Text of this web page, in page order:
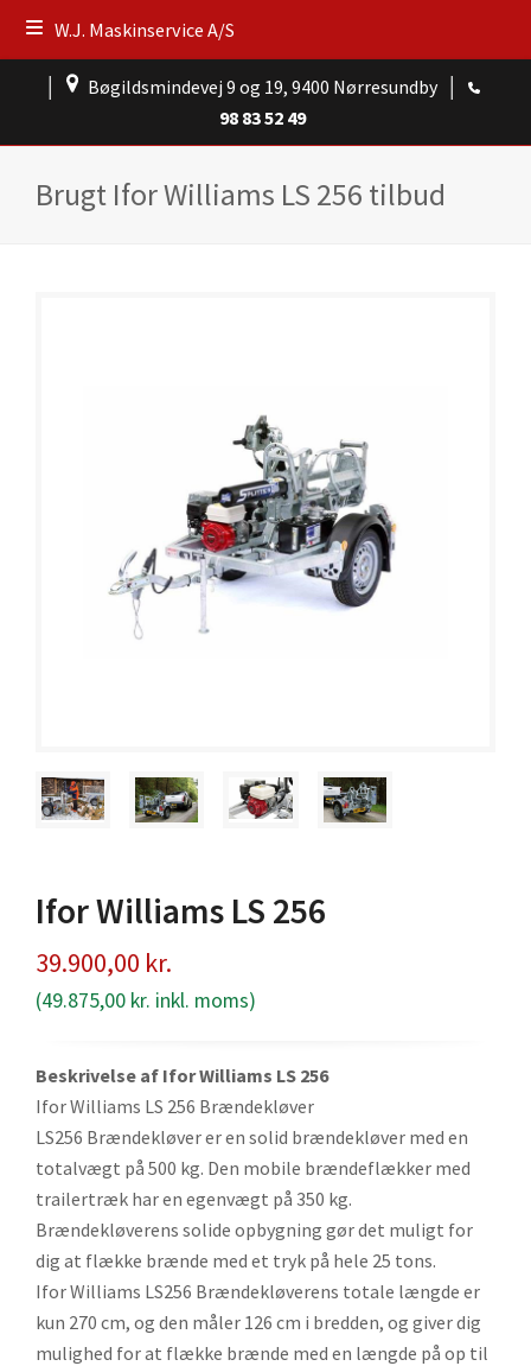
W.J. Maskinservice A/S
Bøgildsmindevej 9 og 19, 9400 Nørresundby
98 83 52 49
Brugt Ifor Williams LS 256 tilbud
Ifor Williams LS 256
39.900,00 kr.
(49.875,00 kr. inkl. moms)
Beskrivelse af Ifor Williams LS 256
Ifor Williams LS 256 Brændekløver
LS256 Brændekløver er en solid brændekløver med en
totalvægt på 500 kg. Den mobile brændeflækker med
trailertræk har en egenvægt på 350 kg.
Brændekløverens solide opbygning gør det muligt for
dig at flække brænde med et tryk på hele 25 tons.
Ifor Williams LS256 Brændekløverens totale længde er
kun 270 cm, og den måler 126 cm i bredden, og giver dig
mulighed for at flække brænde med en længde på op til